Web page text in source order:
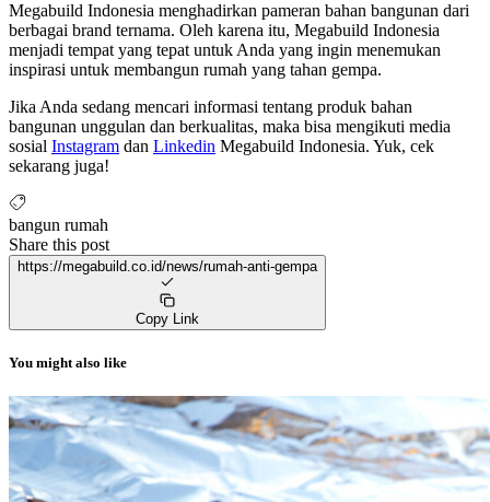
Megabuild Indonesia menghadirkan pameran bahan bangunan dari
berbagai brand ternama. Oleh karena itu, Megabuild Indonesia
menjadi tempat yang tepat untuk Anda yang ingin menemukan
inspirasi untuk membangun rumah yang tahan gempa.
Jika Anda sedang mencari informasi tentang produk bahan
bangunan unggulan dan berkualitas, maka bisa mengikuti media
sosial Instagram dan Linkedin Megabuild Indonesia. Yuk, cek
sekarang juga!
bangun rumah
Share this post
https://megabuild.co.id/news/rumah-anti-gempa
Copy Link
You might also like